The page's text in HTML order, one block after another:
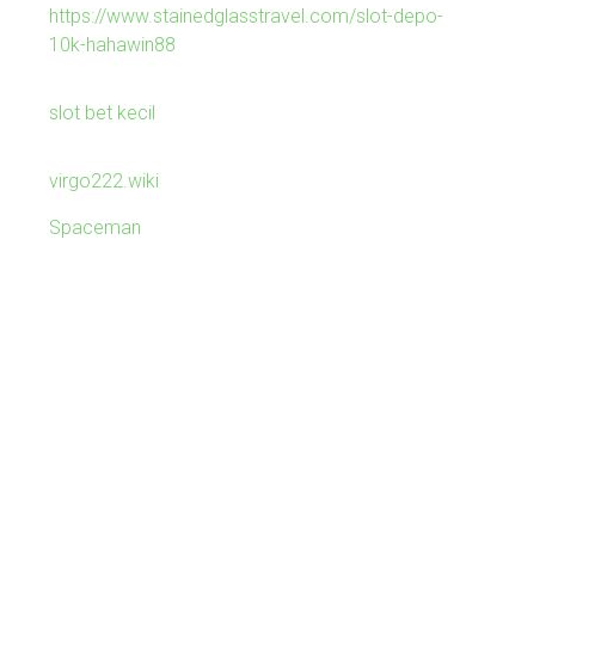
https://www.stainedglasstravel.com/slot-depo-
10k-hahawin88
slot bet kecil
virgo222.wiki
Spaceman